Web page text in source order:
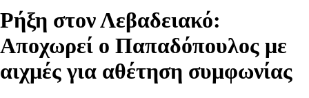
Ρήξη στον Λεβαδειακό:
Αποχωρεί ο Παπαδόπουλος με
αιχμές για αθέτηση συμφωνίας